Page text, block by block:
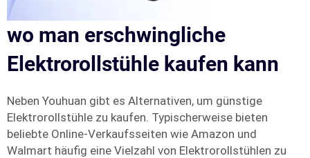
wo man erschwingliche
Elektrorollstühle kaufen kann
Neben Youhuan gibt es Alternativen, um günstige
Elektrorollstühle zu kaufen. Typischerweise bieten
beliebte Online-Verkaufsseiten wie Amazon und
Walmart häufig eine Vielzahl von Elektrorollstühlen zu